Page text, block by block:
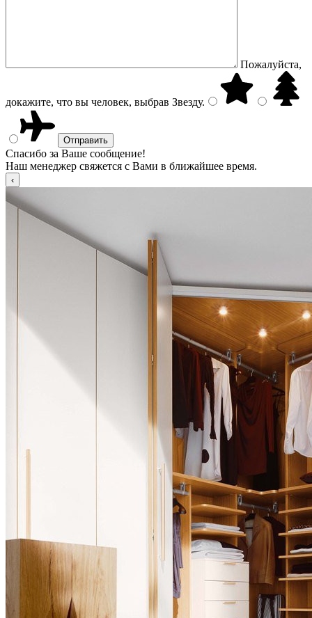
Пожалуйста,
докажите, что вы человек, выбрав Звезду.
Спасибо за Ваше сообщение!
Наш менеджер свяжется с Вами в ближайшее время.